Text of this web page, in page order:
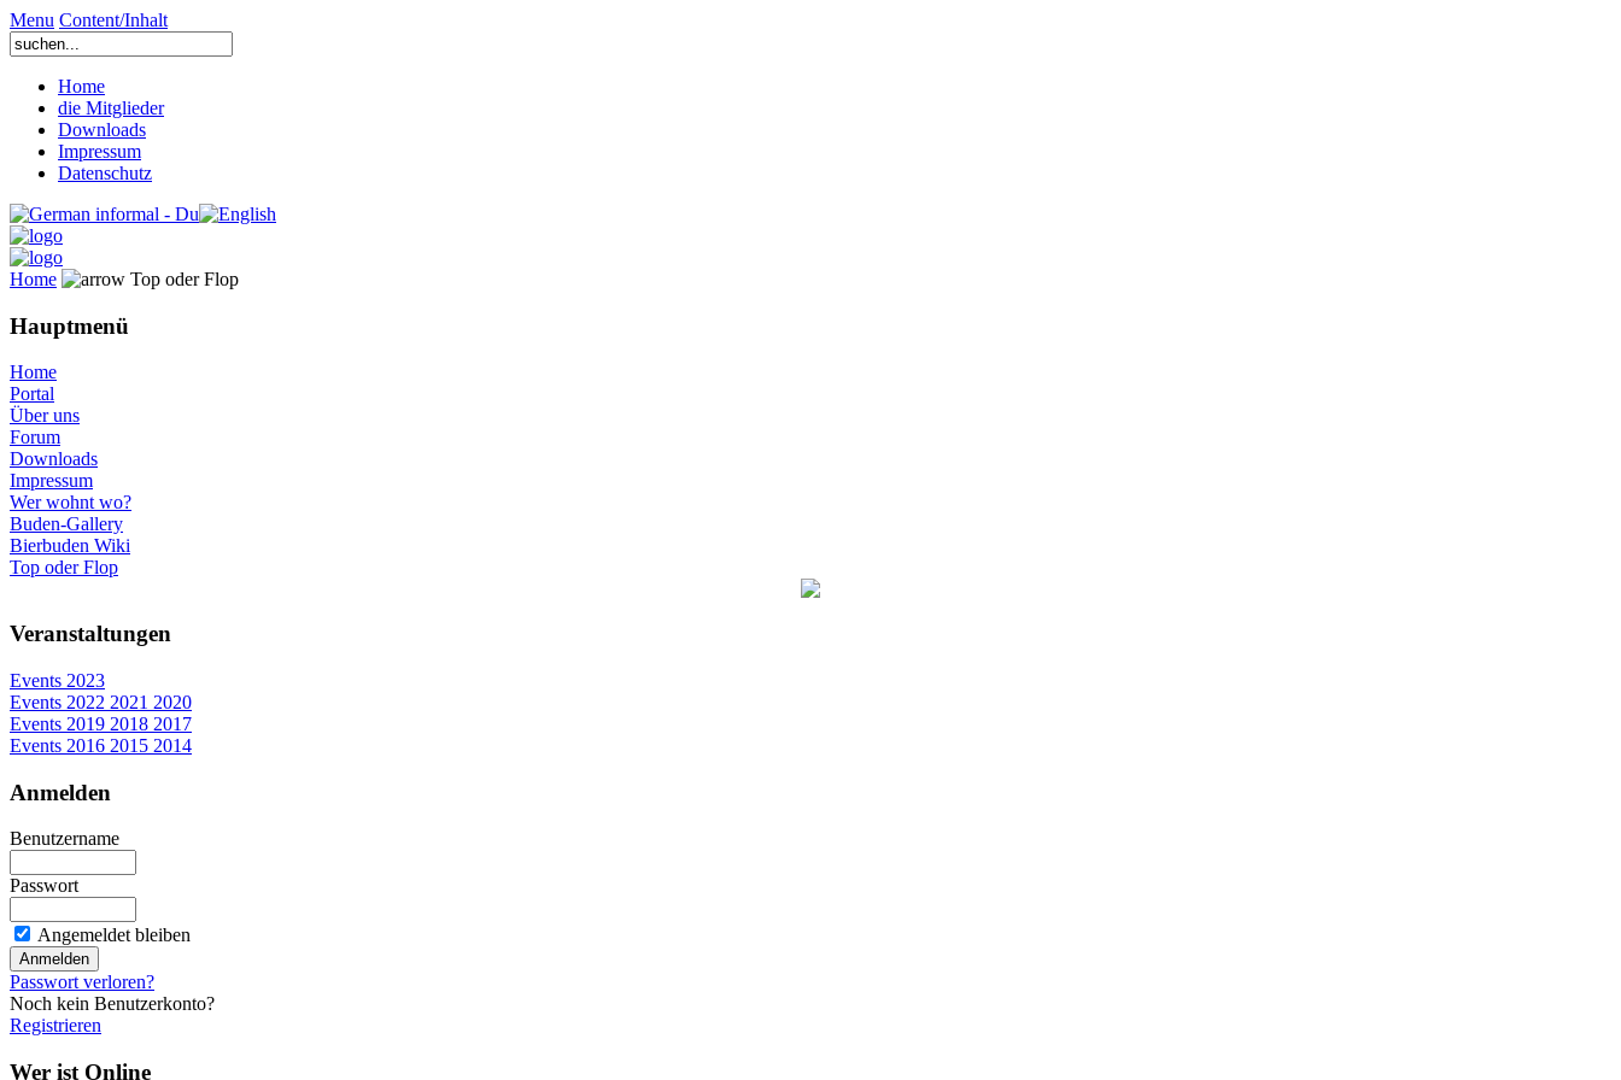
Menu Content/Inhalt
Home
die Mitglieder
Downloads
Impressum
Datenschutz
Home Top oder Flop
Hauptmenü
Home
Portal
Über uns
Forum
Downloads
Impressum
Wer wohnt wo?
Buden-Gallery
Bierbuden Wiki
Top oder Flop
Veranstaltungen
Events 2023
Events 2022 2021 2020
Events 2019 2018 2017
Events 2016 2015 2014
Anmelden
Benutzername
Passwort
Angemeldet bleiben
Passwort verloren?
Noch kein Benutzerkonto?
Registrieren
Wer ist Online